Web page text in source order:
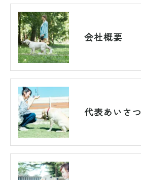
会社概要
代表あいさつ